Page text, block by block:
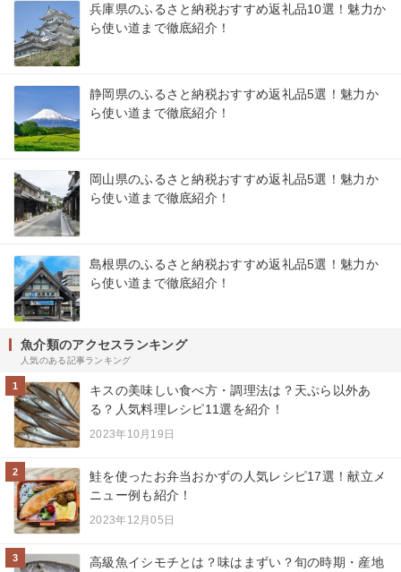
兵庫県のふるさと納税おすすめ返礼品10選！魅力か
ら使い道まで徹底紹介！
静岡県のふるさと納税おすすめ返礼品5選！魅力か
ら使い道まで徹底紹介！
岡山県のふるさと納税おすすめ返礼品5選！魅力か
ら使い道まで徹底紹介！
島根県のふるさと納税おすすめ返礼品5選！魅力か
ら使い道まで徹底紹介！
魚介類のアクセスランキング
人気のある記事ランキング
1
キスの美味しい食べ方・調理法は？天ぷら以外あ
る？人気料理レシピ11選を紹介！
2023年10月19日
2
鮭を使ったお弁当おかずの人気レシピ17選！献立メ
ニュー例も紹介！
2023年12月05日
3
高級魚イシモチとは？味はまずい？旬の時期・産地